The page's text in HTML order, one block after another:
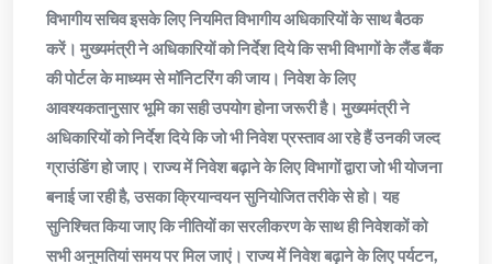
विभागीय सचिव इसके लिए नियमित विभागीय अधिकारियों के साथ बैठक
करें। मुख्यमंत्री ने अधिकारियों को निर्देश दिये कि सभी विभागों के लैंड बैंक
की पोर्टल के माध्यम से मॉनिटरिंग की जाय। निवेश के लिए
आवश्यकतानुसार भूमि का सही उपयोग होना जरूरी है। मुख्यमंत्री ने
अधिकारियों को निर्देश दिये कि जो भी निवेश प्रस्ताव आ रहे हैं उनकी जल्द
ग्राउंडिंग हो जाए। राज्य में निवेश बढ़ाने के लिए विभागों द्वारा जो भी योजना
बनाई जा रही है, उसका क्रियान्वयन सुनियोजित तरीके से हो। यह
सुनिश्चित किया जाए कि नीतियों का सरलीकरण के साथ ही निवेशकों को
सभी अनुमतियां समय पर मिल जाएं। राज्य में निवेश बढ़ाने के लिए पर्यटन,